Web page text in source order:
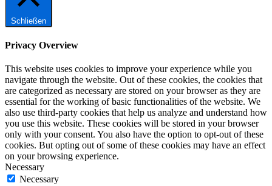
Schließen
Privacy Overview
This website uses cookies to improve your experience while you
navigate through the website. Out of these cookies, the cookies that
are categorized as necessary are stored on your browser as they are
essential for the working of basic functionalities of the website. We
also use third-party cookies that help us analyze and understand how
you use this website. These cookies will be stored in your browser
only with your consent. You also have the option to opt-out of these
cookies. But opting out of some of these cookies may have an effect
on your browsing experience.
Necessary
Necessary